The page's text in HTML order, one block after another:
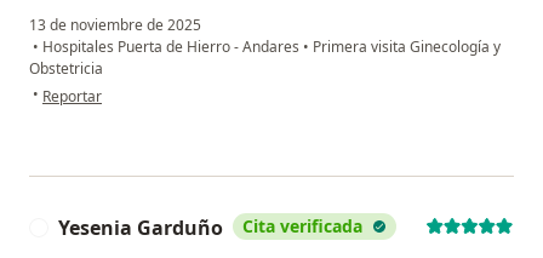
13 de noviembre de 2025
• Hospitales Puerta de Hierro - Andares • Primera visita Ginecología y
Obstetricia
• en opinión del usuario Flor
Reportar
Yesenia Garduño Cita verificada